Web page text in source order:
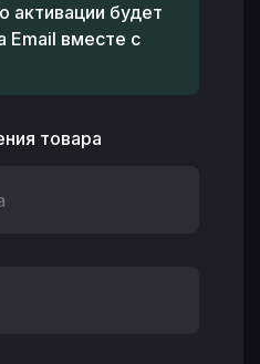
активации будет
Email вместе с
товара